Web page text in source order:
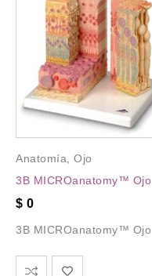
Anatomía, Ojo
3B MICROanatomy™ Ojo
$ 0
3B MICROanatomy™ Ojo